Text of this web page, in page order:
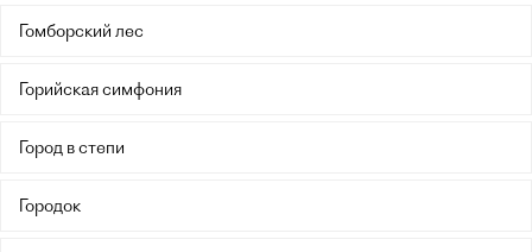
Гомборский лес
Горийская симфония
Город в степи
Городок